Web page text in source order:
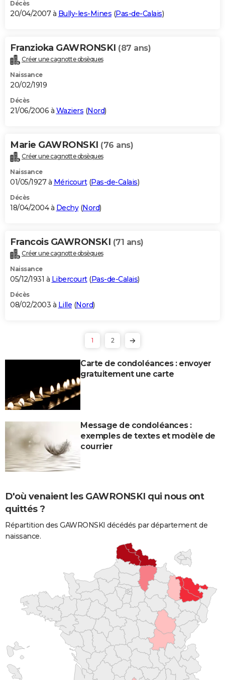
Décès
20/04/2007 à Bully-les-Mines (Pas-de-Calais)
Franzioka GAWRONSKI (87 ans)
Créer une cagnotte obsèques
Naissance
20/02/1919
Décès
21/06/2006 à Waziers (Nord)
Marie GAWRONSKI (76 ans)
Créer une cagnotte obsèques
Naissance
01/05/1927 à Méricourt(Pas-de-Calais)
Décès
18/04/2004 à Dechy(Nord)
Francois GAWRONSKI (71 ans)
Créer une cagnotte obsèques
Naissance
05/12/1931 à Libercourt(Pas-de-Calais)
Décès
08/02/2003 à Lille (Nord)
1 2
Carte de condoléances : envoyer
gratuitement une carte
Message de condoléances :
exemples de textes et modèle de
courrier
D'où venaient les GAWRONSKI qui nous ont
quittés ?
Répartition des GAWRONSKI décédés par département de
naissance.